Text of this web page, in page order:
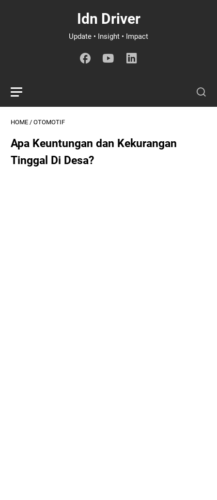
Idn Driver
Update • Insight • Impact
HOME / OTOMOTIF
Apa Keuntungan dan Kekurangan
Tinggal Di Desa?